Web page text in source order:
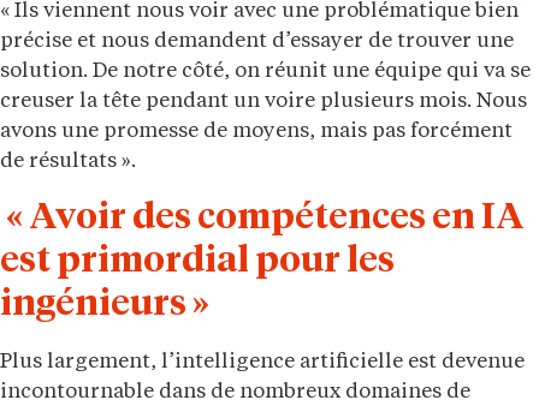
« Ils viennent nous voir avec une problématique bien
précise et nous demandent d’essayer de trouver une
solution. De notre côté, on réunit une équipe qui va se
creuser la tête pendant un voire plusieurs mois. Nous
avons une promesse de moyens, mais pas forcément
de résultats ».
« Avoir des compétences en IA
est primordial pour les
ingénieurs »
Plus largement, l’intelligence artificielle est devenue
incontournable dans de nombreux domaines de